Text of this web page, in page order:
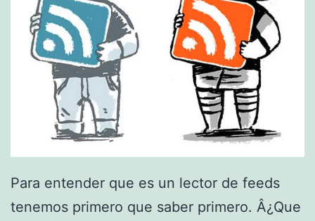
g
e
r
9
,
s
o
l
u
Para entender que es un lector de feeds
tenemos primero que saber primero. Â¿Que